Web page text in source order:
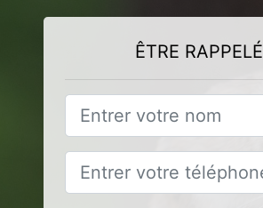
ÊTRE RAPPELÉ